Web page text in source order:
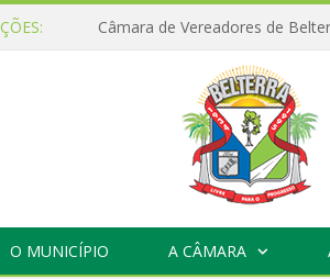
O MUNICÍPIO A CÂMARA